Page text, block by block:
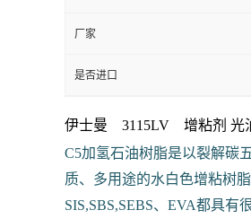
厂家
是否进口
伊士曼 3115LV 增粘剂 光
C5加氢石油树脂是以裂解碳
质、多用途的水白色增粘树
SIS,SBS,SEBS、EVA都具